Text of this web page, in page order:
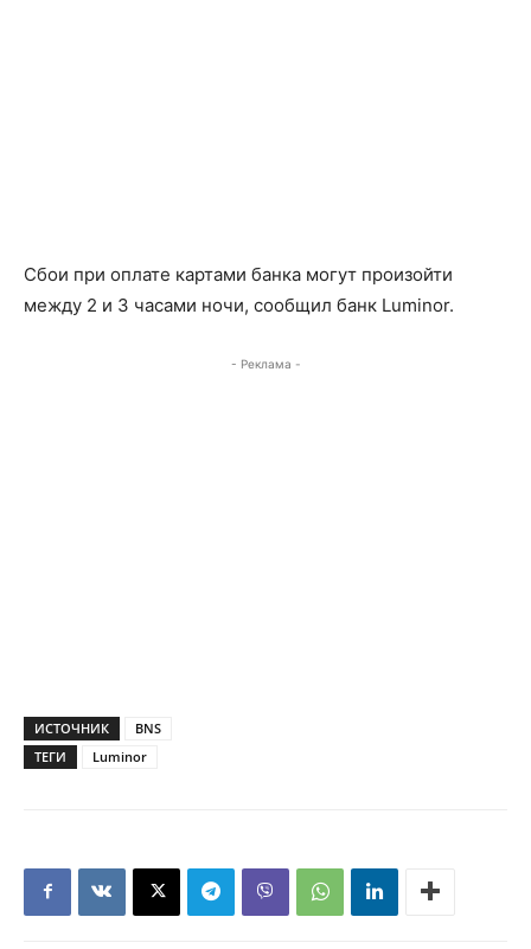
Сбои при оплате картами банка могут произойти
между 2 и 3 часами ночи, сообщил банк Luminor.
- Реклама -
ИСТОЧНИК
BNS
ТЕГИ
Luminor